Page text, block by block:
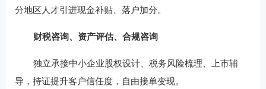
分地区人才引进现金补贴、落户加分。
财税咨询、资产评估、合规咨询
独立承接中小企业股权设计、税务风险梳理、上市辅
导，持证提升客户信任度，自由接单变现。